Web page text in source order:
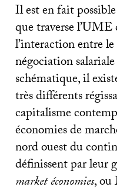
Il est en fait
que traverse l’UME
l’interaction entre
négociation
schématique, il
très différents
capitalisme
économies de
nord ouest du
définissent par leur